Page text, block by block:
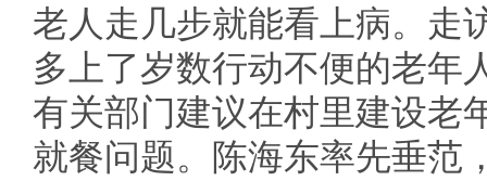
老人走几步就能看上病。走
多上了岁数行动不便的老年
有关部门建议在村里建设老
就餐问题。陈海东率先垂范